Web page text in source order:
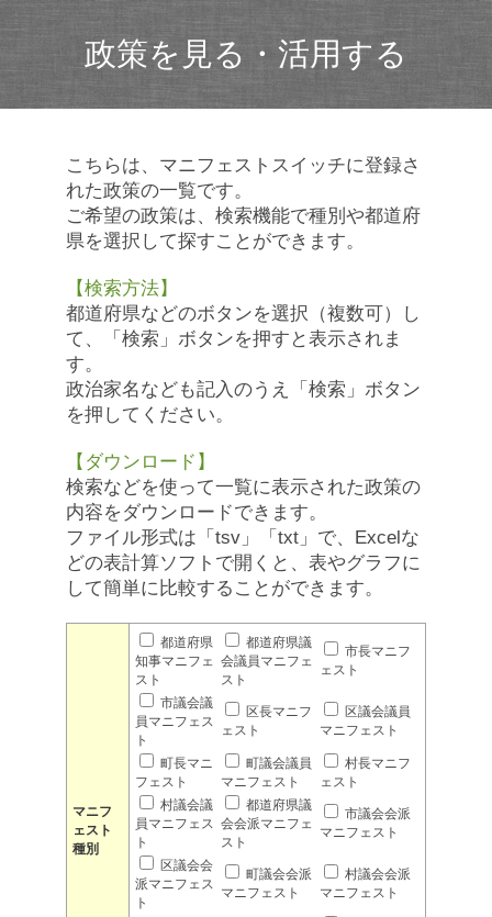
政策を見る・活用する
こちらは、マニフェストスイッチに登録さ
れた政策の一覧です。
ご希望の政策は、検索機能で種別や都道府
県を選択して探すことができます。
【検索方法】
都道府県などのボタンを選択（複数可）し
て、「検索」ボタンを押すと表示されま
す。
政治家名なども記入のうえ「検索」ボタン
を押してください。
【ダウンロード】
検索などを使って一覧に表示された政策の
内容をダウンロードできます。
ファイル形式は「tsv」「txt」で、Excelな
どの表計算ソフトで開くと、表やグラフに
して簡単に比較することができます。
マニフ
ェスト
種別
都道府県
知事マニフェ
スト
都道府県議
会議員マニフェ
スト
市長マニフ
ェスト
市議会議
員マニフェス
ト
区長マニフ
ェスト
区議会議員
マニフェスト
町長マニ
フェスト
町議会議員
マニフェスト
村長マニフ
ェスト
村議会議
員マニフェス
ト
都道府県議
会会派マニフェ
スト
市議会会派
マニフェスト
区議会会
派マニフェス
ト
町議会会派
マニフェスト
村議会会派
マニフェスト